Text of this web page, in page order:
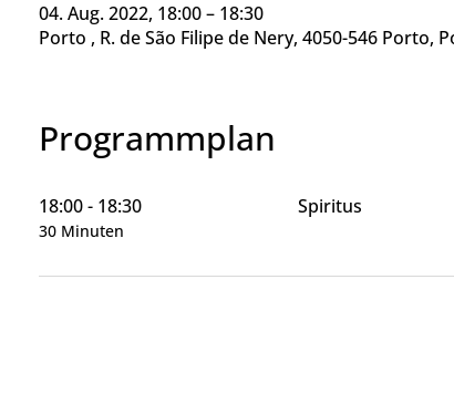
04. Aug. 2022, 18:00 – 18:30
Porto , R. de São Filipe de Nery, 4050-546 Porto,
Programmplan
18:00 - 18:30
30 Minuten
Spiritus